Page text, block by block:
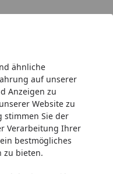
ähnliche
auf unserer
Anzeigen zu
Website zu
stimmen Sie der
Verarbeitung Ihrer
bestmögliches
zu bieten.
Hotline